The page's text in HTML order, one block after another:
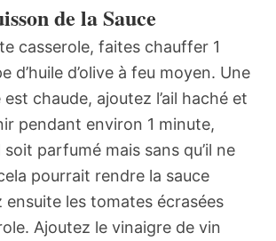
de la Sauce
casserole, faites chauffer 1
d’huile d’olive à feu moyen. Une
est chaude, ajoutez l’ail haché et
pendant environ 1 minute,
soit parfumé mais sans qu’il ne
pourrait rendre la sauce
ensuite les tomates écrasées
Ajoutez le vinaigre de vin